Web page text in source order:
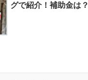
グで紹介！補助金は？